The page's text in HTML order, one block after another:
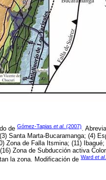
de Gómez-Tapias et al. (2007)
.
Santa Marta-Bucaramanga; (4)
Zona de Falla Itsmina; (11)
Zona de Subducción activa
la zona. Modificación de Ward et al